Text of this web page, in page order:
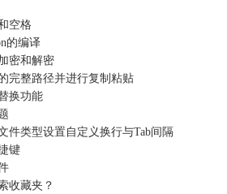
空格
的编译
密和解密
完整路径并进行复制粘贴
换功能
件类型设置自定义换行与Tab间隔
键
收藏夹？